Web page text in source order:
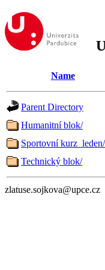
Name
Parent Directory
Humanitní blok/
Sportovní kurz_leden/
Technický blok/
zlatuse.sojkova@upce.cz